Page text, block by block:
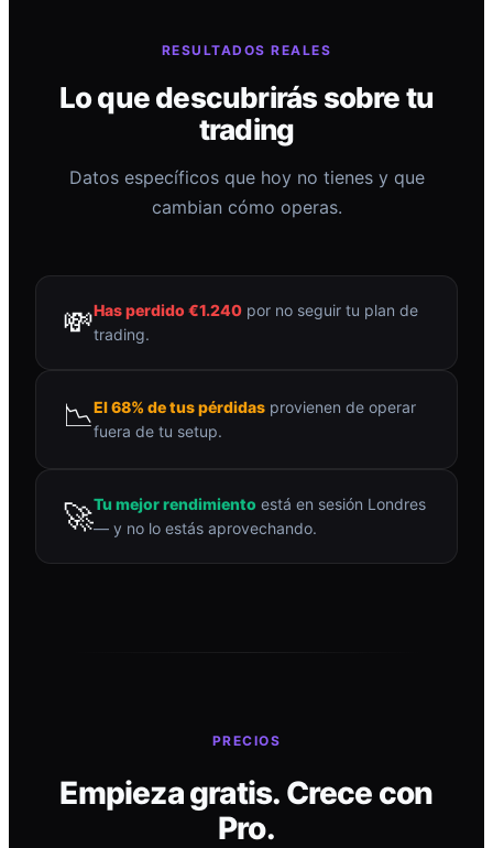
RESULTADOS REALES
Lo que descubrirás sobre tu
trading
Datos específicos que hoy no tienes y que
cambian cómo operas.
💸Has perdido €1.240 por no seguir tu plan de
trading.
📉El 68% de tus pérdidas provienen de operar
fuera de tu setup.
🚀Tu mejor rendimiento está en sesión Londres
— y no lo estás aprovechando.
PRECIOS
Empieza gratis. Crece con
Pro.